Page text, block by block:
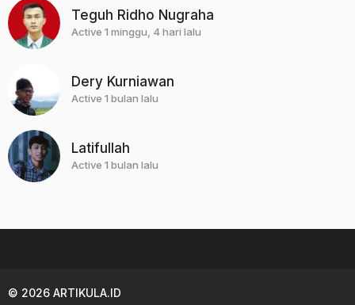
Teguh Ridho Nugraha
Active 1 minggu, 4 hari lalu
Dery Kurniawan
Active 1 bulan lalu
Latifullah
Active 1 bulan lalu
© 2026 ARTIKULA.ID